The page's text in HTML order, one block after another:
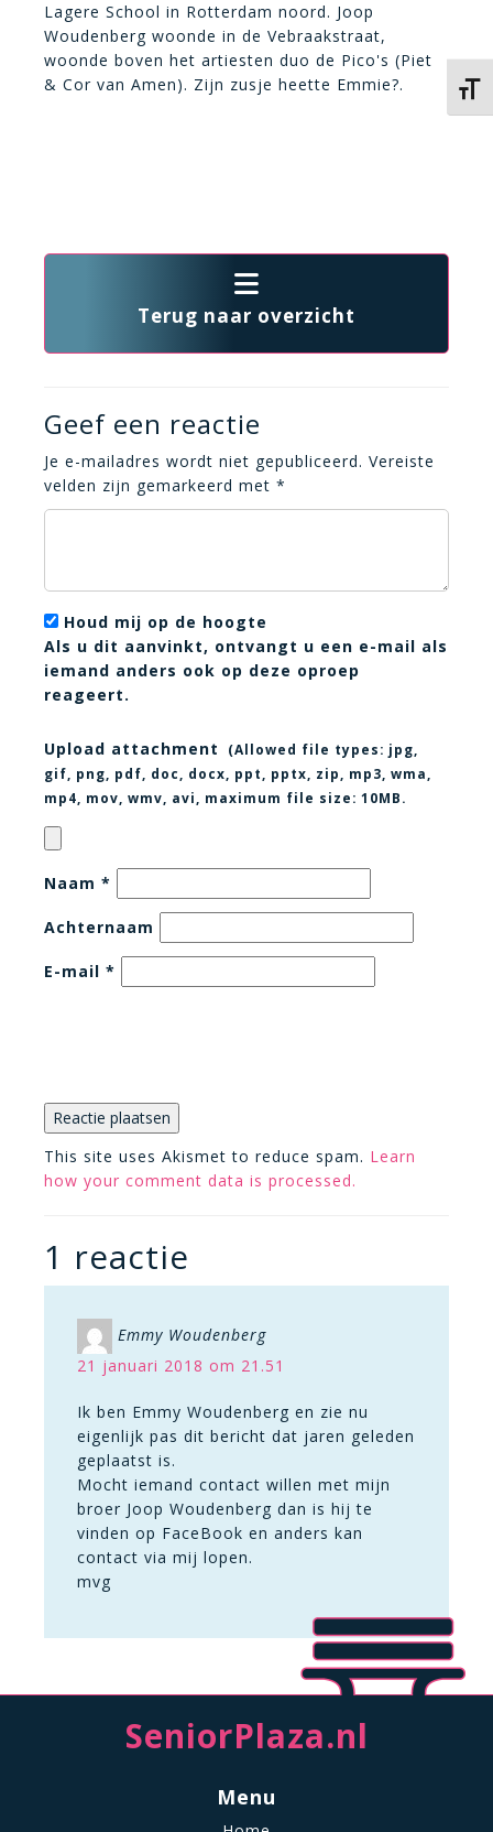
Lagere School in Rotterdam noord. Joop
Woudenberg woonde in de Vebraakstraat,
woonde boven het artiesten duo de Pico's (Piet
& Cor van Amen). Zijn zusje heette Emmie?.
Terug naar overzicht
Geef een reactie
Je e-mailadres wordt niet gepubliceerd. Vereiste
velden zijn gemarkeerd met *
Houd mij op de hoogte
Als u dit aanvinkt, ontvangt u een e-mail als
iemand anders ook op deze oproep
reageert.
Upload attachment (Allowed file types: jpg,
gif, png, pdf, doc, docx, ppt, pptx, zip, mp3, wma,
mp4, mov, wmv, avi
, maximum file size: 10MB.
Naam *
Achternaam
E-mail *
This site uses Akismet to reduce spam. Learn
how your comment data is processed.
1 reactie
Emmy Woudenberg
21 januari 2018 om 21.51
Ik ben Emmy Woudenberg en zie nu
eigenlijk pas dit bericht dat jaren geleden
geplaatst is.
Mocht iemand contact willen met mijn
broer Joop Woudenberg dan is hij te
vinden op FaceBook en anders kan
contact via mij lopen.
mvg
SeniorPlaza.nl
Menu